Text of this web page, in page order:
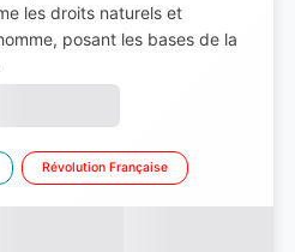
les droits naturels et
posant les bases de la
Révolution Française